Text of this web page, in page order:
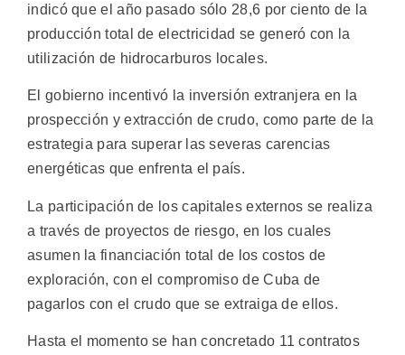
indicó que el año pasado sólo 28,6 por ciento de la
producción total de electricidad se generó con la
utilización de hidrocarburos locales.
El gobierno incentivó la inversión extranjera en la
prospección y extracción de crudo, como parte de la
estrategia para superar las severas carencias
energéticas que enfrenta el país.
La participación de los capitales externos se realiza
a través de proyectos de riesgo, en los cuales
asumen la financiación total de los costos de
exploración, con el compromiso de Cuba de
pagarlos con el crudo que se extraiga de ellos.
Hasta el momento se han concretado 11 contratos